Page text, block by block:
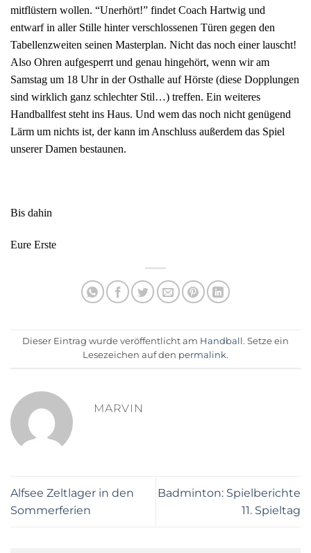
mitflüstern wollen. “Unerhört!” findet Coach Hartwig und
entwarf in aller Stille hinter verschlossenen Türen gegen den
Tabellenzweiten seinen Masterplan. Nicht das noch einer lauscht!
Also Ohren aufgesperrt und genau hingehört, wenn wir am
Samstag um 18 Uhr in der Osthalle auf Hörste (diese Dopplungen
sind wirklich ganz schlechter Stil…) treffen. Ein weiteres
Handballfest steht ins Haus. Und wem das noch nicht genügend
Lärm um nichts ist, der kann im Anschluss außerdem das Spiel
unserer Damen bestaunen.
Bis dahin
Eure Erste
Dieser Eintrag wurde veröffentlicht am Handball. Setze ein
Lesezeichen auf den permalink.
MARVIN
Alfsee Zeltlager in den
Sommerferien
Badminton: Spielberichte
11. Spieltag